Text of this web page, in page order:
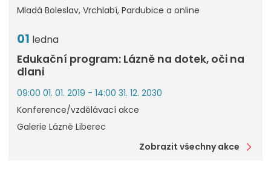
Mladá Boleslav, Vrchlabí, Pardubice a online
01 ledna
Edukační program: Lázně na dotek, oči na
dlani
09:00 01. 01. 2019 - 14:00 31. 12. 2030
Konference/vzdělávací akce
Galerie Lázně Liberec
Zobrazit všechny akce